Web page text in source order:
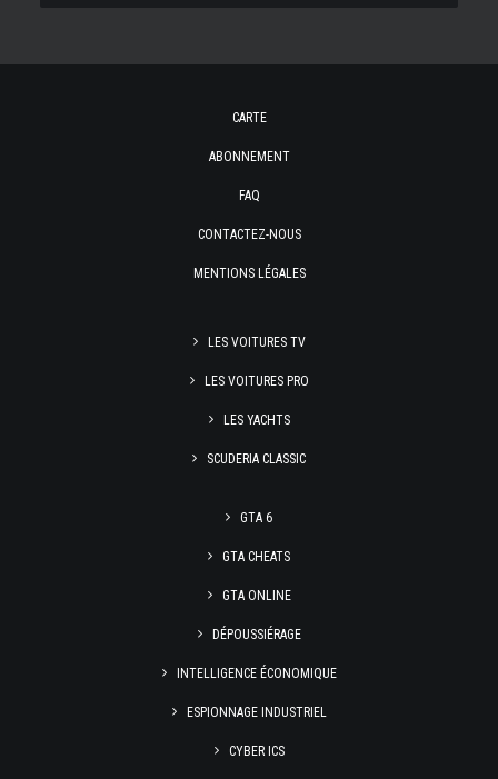
CARTE
ABONNEMENT
FAQ
CONTACTEZ-NOUS
MENTIONS LÉGALES
LES VOITURES TV
LES VOITURES PRO
LES YACHTS
SCUDERIA CLASSIC
GTA 6
GTA CHEATS
GTA ONLINE
DÉPOUSSIÉRAGE
INTELLIGENCE ÉCONOMIQUE
ESPIONNAGE INDUSTRIEL
CYBER ICS